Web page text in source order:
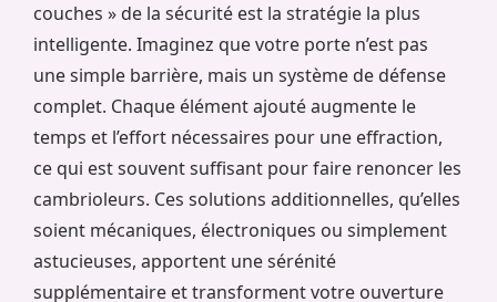
couches » de la sécurité est la stratégie la plus
intelligente. Imaginez que votre porte n’est pas
une simple barrière, mais un système de défense
complet. Chaque élément ajouté augmente le
temps et l’effort nécessaires pour une effraction,
ce qui est souvent suffisant pour faire renoncer les
cambrioleurs. Ces solutions additionnelles, qu’elles
soient mécaniques, électroniques ou simplement
astucieuses, apportent une sérénité
supplémentaire et transforment votre ouverture